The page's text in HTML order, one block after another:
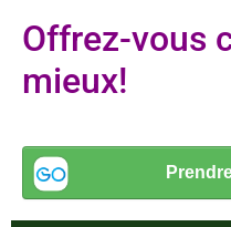
Offrez-vous
mieux!